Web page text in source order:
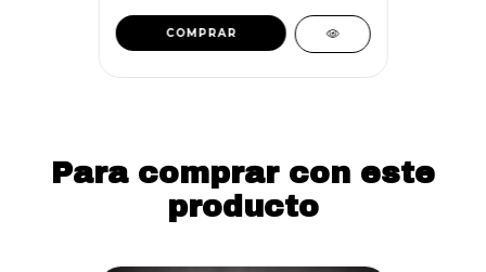
COMPRAR
Para comprar con este
producto